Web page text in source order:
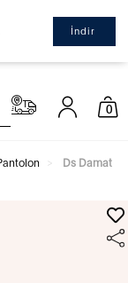
İndir
0
Ds Damat